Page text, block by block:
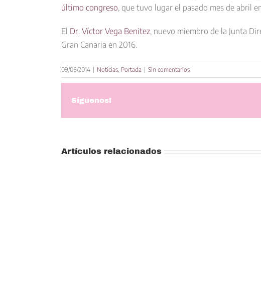
grande
último congreso, que tuvo lugar el pasado mes de abril
El Dr. Víctor Vega Benitez, nuevo miembro de la Junta
Gran Canaria en 2016.
09/06/2014 | Noticias, Portada | Sin comentarios
Síguenos!
Artículos relacionados